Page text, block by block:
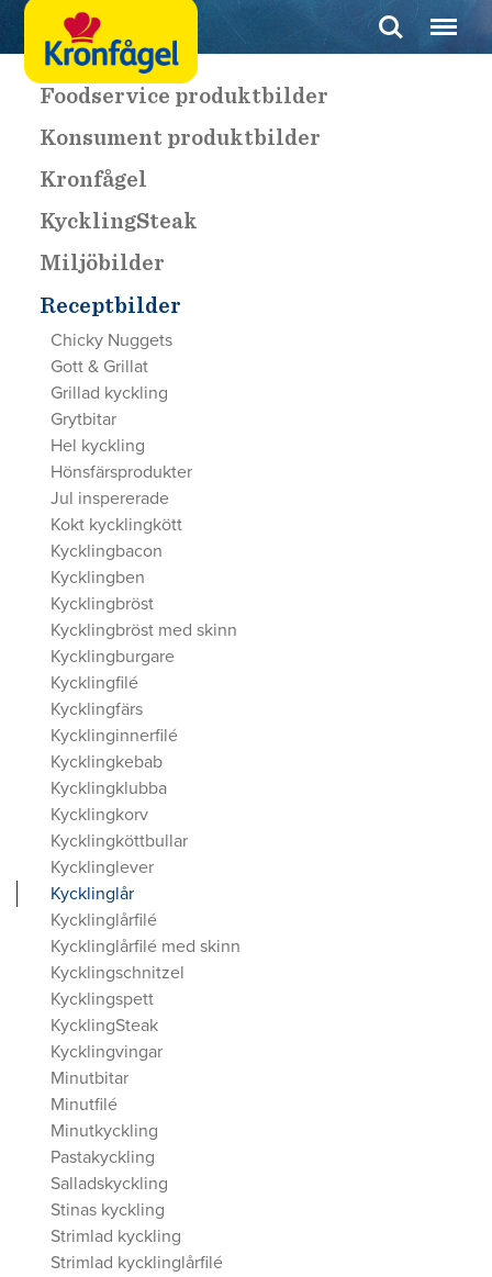
Foodservice produktbilder
Konsument produktbilder
Kronfågel
KycklingSteak
Miljöbilder
Receptbilder
Chicky Nuggets
Gott & Grillat
Grillad kyckling
Grytbitar
Hel kyckling
Hönsfärsprodukter
Jul inspererade
Kokt kycklingkött
Kycklingbacon
Kycklingben
Kycklingbröst
Kycklingbröst med skinn
Kycklingburgare
Kycklingfilé
Kycklingfärs
Kycklinginnerfilé
Kycklingkebab
Kycklingklubba
Kycklingkorv
Kycklingköttbullar
Kycklinglever
Kycklinglår
Kycklinglårfilé
Kycklinglårfilé med skinn
Kycklingschnitzel
Kycklingspett
KycklingSteak
Kycklingvingar
Minutbitar
Minutfilé
Minutkyckling
Pastakyckling
Salladskyckling
Stinas kyckling
Strimlad kyckling
Strimlad kycklinglårfilé